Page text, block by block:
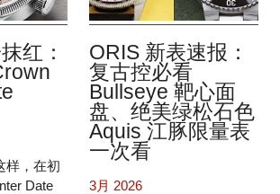
红：
样，在初
Date
ORIS 新表速报：
复古控必看
Bullseye 靶心面
盘、绝美绿松石色
Aquis 江豚限量表
一次看
3月 2026